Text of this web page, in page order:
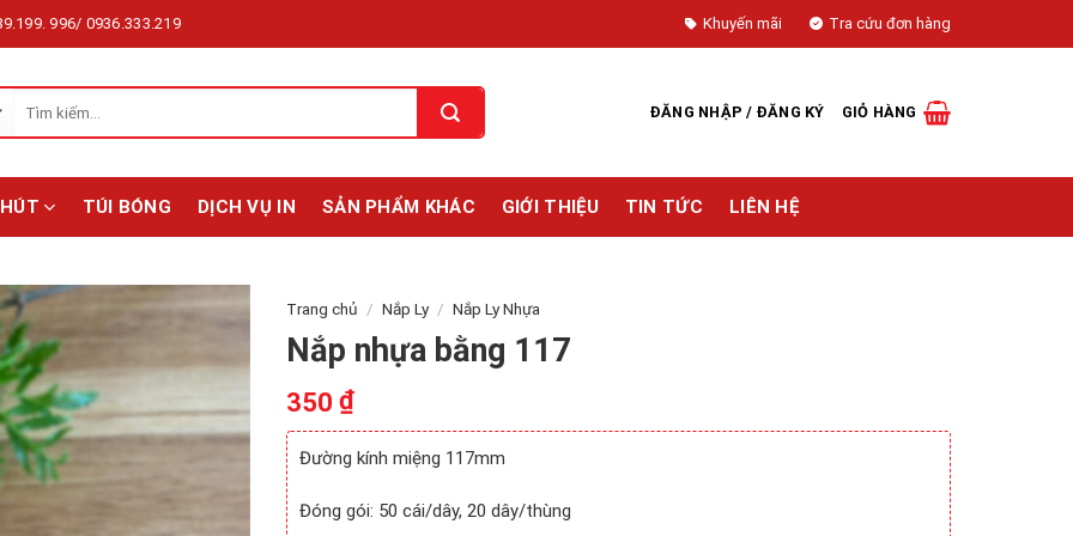
996/ 0936.333.219 Khuyến mãi Tra cứu đơn hàng
kiếm:
ĐĂNG NHẬP / ĐĂNG KÝ GIỎ HÀNG
TÚI BÓNG DỊCH VỤ IN SẢN PHẨM KHÁC GIỚI THIỆU TIN TỨC LIÊN HỆ
Trang chủ / Nắp Ly / Nắp Ly Nhựa
Nắp nhựa bằng 117
350 ₫
Đường kính miệng 117mm
Đóng gói: 50 cái/dây, 20 dây/thùng